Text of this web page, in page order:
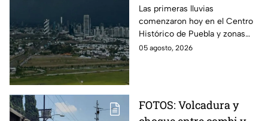
Histórico de Puebla hoy
miércoles ¿Se prevén
más precipitaciones?
Las primeras lluvias
comenzaron hoy en el Centro
Histórico de Puebla y zonas
cercanas; se prevé que
05 agosto, 2026
FOTOS: Volcadura y